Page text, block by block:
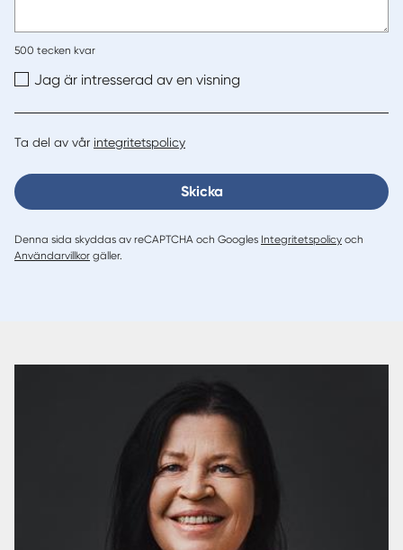
500 tecken kvar
Jag är intresserad av en visning
Ta del av vår integritetspolicy
Skicka
Denna sida skyddas av reCAPTCHA och Googles Integritetspolicy och
Användarvillkor gäller.